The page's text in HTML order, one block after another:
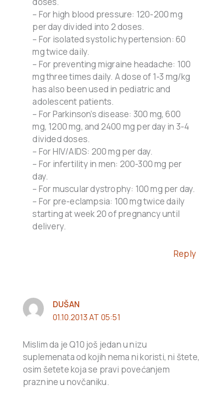
– For high blood pressure: 120-200 mg
per day divided into 2 doses.
– For isolated systolic hypertension: 60
mg twice daily.
– For preventing migraine headache: 100
mg three times daily. A dose of 1-3 mg/kg
has also been used in pediatric and
adolescent patients.
– For Parkinson’s disease: 300 mg, 600
mg, 1200 mg, and 2400 mg per day in 3-4
divided doses.
– For HIV/AIDS: 200 mg per day.
– For infertility in men: 200-300 mg per
day.
– For muscular dystrophy: 100 mg per day.
– For pre-eclampsia: 100 mg twice daily
starting at week 20 of pregnancy until
delivery.
Reply
DUŠAN
01.10.2013 AT 05:51
Mislim da je Q10 još jedan u nizu
suplemenata od kojih nema ni koristi, ni štete,
osim šetete koja se pravi povećanjem
praznine u novčaniku.